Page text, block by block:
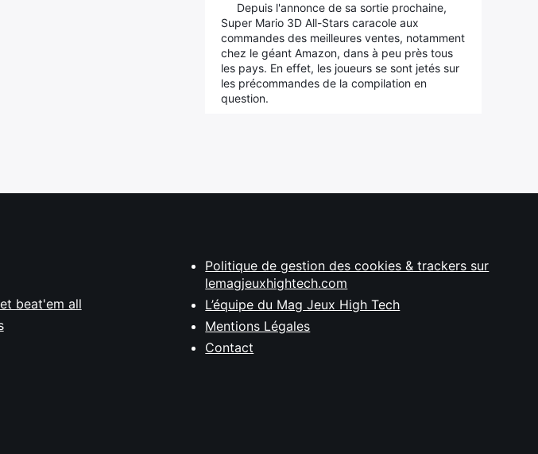
Depuis l'annonce de sa sortie prochaine,
Super Mario 3D All-Stars caracole aux
commandes des meilleures ventes, notamment
chez le géant Amazon, dans à peu près tous
les pays. En effet, les joueurs se sont jetés sur
les précommandes de la compilation en
question.
beat'em all
Politique de gestion des cookies & trackers sur
lemagjeuxhightech.com
L’équipe du Mag Jeux High Tech
Mentions Légales
Contact